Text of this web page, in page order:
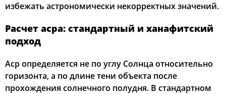
избежать астрономически некорректных значений.
Расчет асра: стандартный и ханафитский
подход
Аср определяется не по углу Солнца относительно
горизонта, а по длине тени объекта после
прохождения солнечного полудня. В стандартном